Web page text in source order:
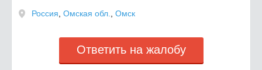
Россия Омская обл. Омск
Ответить на жалобу